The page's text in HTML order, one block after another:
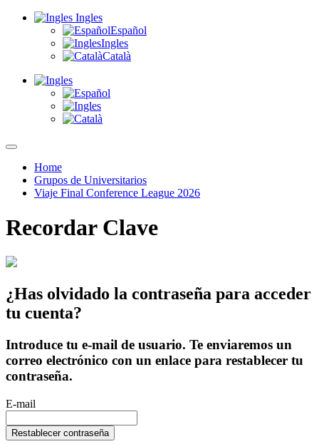
Ingles
Español
Ingles
Català
Home
Grupos de Universitarios
Viaje Final Conference League 2026
Recordar Clave
¿Has olvidado la contraseña para acceder
tu cuenta?
Introduce tu e-mail de usuario. Te enviaremos un
correo electrónico con un enlace para restablecer tu
contraseña.
E-mail